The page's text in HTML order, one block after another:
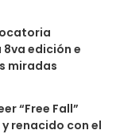
edición e
miradas
“Free Fall”
renacido con el